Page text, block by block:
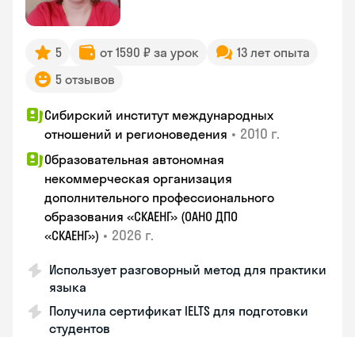
5 от 1590 ₽ за урок
13 лет опыта
5 отзывов
Сибирский институт международных
отношений и регионоведения • 2010 г.
Образовательная автономная
некоммерческая организация
дополнительного профессионального
образования «СКАЕНГ» (ОАНО ДПО
«СКАЕНГ») • 2026 г.
Использует разговорный метод для практики
языка
Получила сертификат IELTS для подготовки
студентов